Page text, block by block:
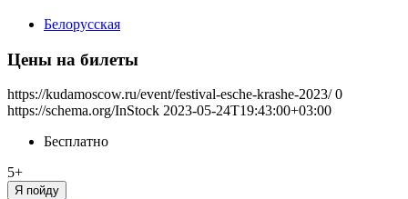
Белорусская
Цены на билеты
https://kudamoscow.ru/event/festival-esche-krashe-2023/ 0
https://schema.org/InStock 2023-05-24T19:43:00+03:00
Бесплатно
5+
Я пойду